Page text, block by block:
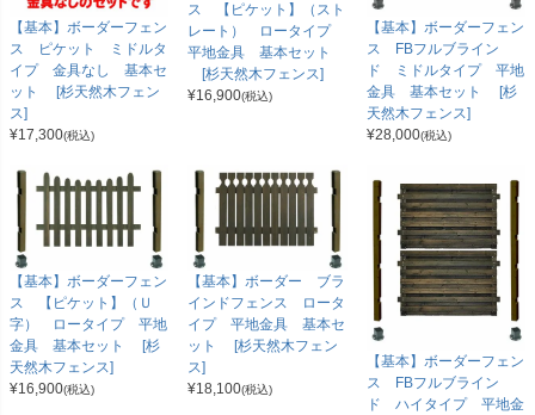
【基本】ボーダーフェン
ス ピケット ミドルタ
イプ 金具なし 基本セ
ット [杉天然木フェン
ス]
¥17,300(税込)
ス 【ピケット】（スト
レート） ロータイプ
平地金具 基本セット
[杉天然木フェンス]
¥16,900(税込)
【基本】ボーダーフェン
ス FBフルブライン
ド ミドルタイプ 平地
金具 基本セット [杉
天然木フェンス]
¥28,000(税込)
【基本】ボーダーフェン
ス 【ピケット】（Ｕ
字） ロータイプ 平地
金具 基本セット [杉
天然木フェンス]
¥16,900(税込)
【基本】ボーダー ブラ
インドフェンス ロータ
イプ 平地金具 基本セ
ット [杉天然木フェン
ス]
¥18,100(税込)
【基本】ボーダーフェン
ス FBフルブライン
ド ハイタイプ 平地金